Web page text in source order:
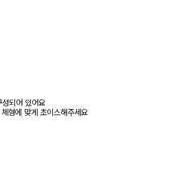
되어 있어요
형에 맞게 초이스해주세요